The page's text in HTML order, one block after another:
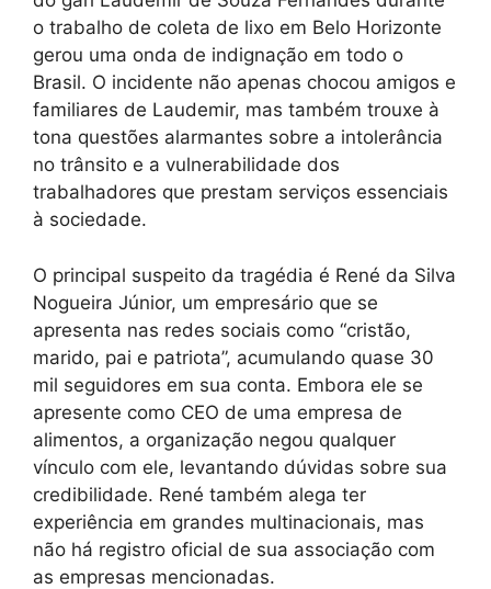
o trabalho de coleta de lixo em Belo Horizonte
gerou uma onda de indignação em todo o
Brasil. O incidente não apenas chocou amigos e
familiares de Laudemir, mas também trouxe à
tona questões alarmantes sobre a intolerância
no trânsito e a vulnerabilidade dos
trabalhadores que prestam serviços essenciais
à sociedade.
O principal suspeito da tragédia é René da Silva
Nogueira Júnior, um empresário que se
apresenta nas redes sociais como “cristão,
marido, pai e patriota”, acumulando quase 30
mil seguidores em sua conta. Embora ele se
apresente como CEO de uma empresa de
alimentos, a organização negou qualquer
vínculo com ele, levantando dúvidas sobre sua
credibilidade. René também alega ter
experiência em grandes multinacionais, mas
não há registro oficial de sua associação com
as empresas mencionadas.